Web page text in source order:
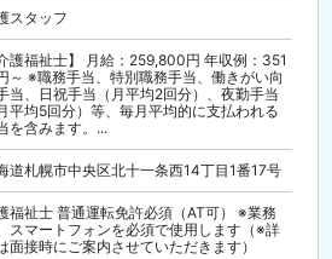
スタッフ
介護福祉士】 月給：259,800円 年収例：351
～ ※職務手当、特別職務手当、働きがい向
当、日祝手当（月平均2回分）、夜勤手当
月平均5回分）等、毎月平均的に支払われる
を含みます。...
道札幌市中央区北十一条西14丁目1番17号
福祉士 普通運転免許必須（AT可） ※業務
スマートフォンを必須で使用します（※詳
面接時にご案内させていただきます）